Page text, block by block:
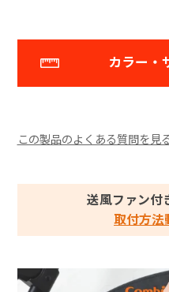
カラー・
この製品のよくある質問を見
送風ファン付
取付方法